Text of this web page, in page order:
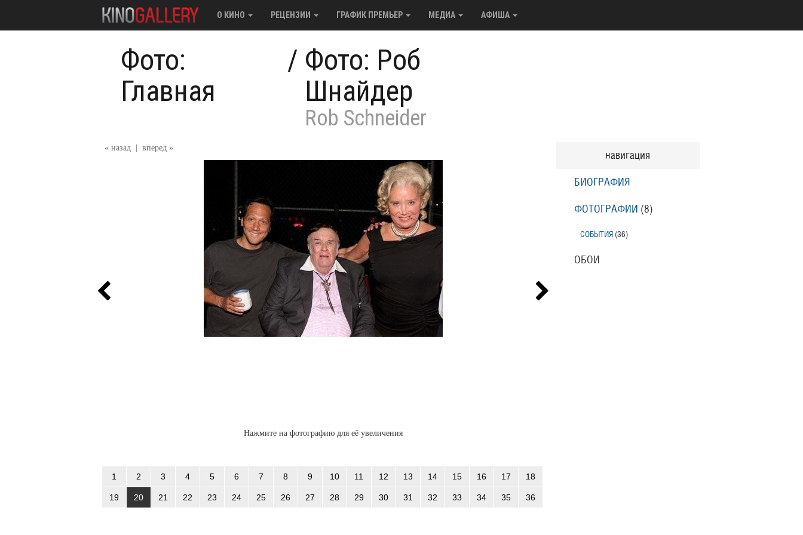
О КИНО РЕЦЕНЗИИ ГРАФИК ПРЕМЬЕР МЕДИА АФИША
Фото:
Главная
/ Фото: Роб
Шнайдер
Rob Schneider
« назад вперед »
Нажмите на фотографию для её увеличения
1 2 3 4 5 6 7 8 9 10 11 12 13 14 15 16 17 18
19 20 21 22 23 24 25 26 27 28 29 30 31 32 33 34 35 36
навигация
БИОГРАФИЯ
ФОТОГРАФИИ (8)
СОБЫТИЯ (36)
ОБОИ